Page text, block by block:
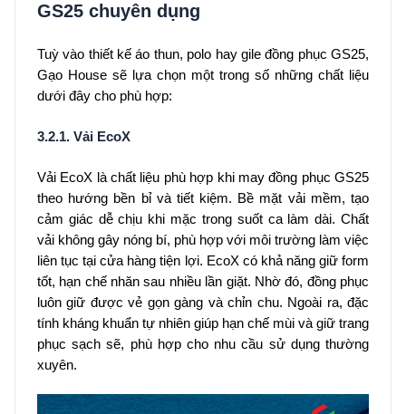
GS25 chuyên dụng
Tuỳ vào thiết kế áo thun, polo hay gile đồng phục GS25,
Gạo House sẽ lựa chọn một trong số những chất liệu
dưới đây cho phù hợp:
3.2.1. Vải EcoX
Vải EcoX là chất liệu phù hợp khi may đồng phục GS25
theo hướng bền bỉ và tiết kiệm. Bề mặt vải mềm, tạo
cảm giác dễ chịu khi mặc trong suốt ca làm dài. Chất
vải không gây nóng bí, phù hợp với môi trường làm việc
liên tục tại cửa hàng tiện lợi. EcoX có khả năng giữ form
tốt, hạn chế nhăn sau nhiều lần giặt. Nhờ đó, đồng phục
luôn giữ được vẻ gọn gàng và chỉn chu. Ngoài ra, đặc
tính kháng khuẩn tự nhiên giúp hạn chế mùi và giữ trang
phục sạch sẽ, phù hợp cho nhu cầu sử dụng thường
xuyên.